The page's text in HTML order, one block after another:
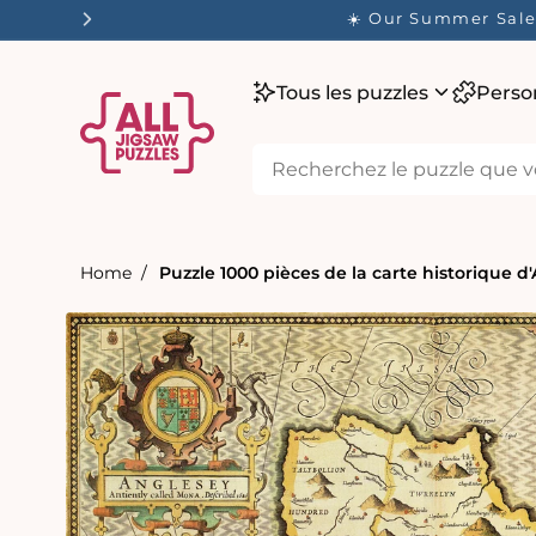
☀️ Our Summer
Tous les puzzles
Home Puzzle 1000 pièces de la carte historique
informations
produits